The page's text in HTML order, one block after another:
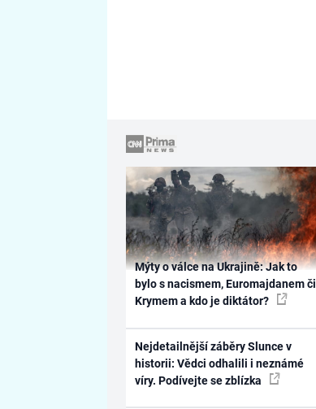
Mýty o válce na Ukrajině: Jak to
bylo s nacismem, Euromajdanem či
Krymem a kdo je diktátor?
Nejdetailnější záběry Slunce v
historii: Vědci odhalili i neznámé
víry. Podívejte se zblízka